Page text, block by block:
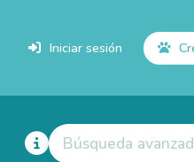
Iniciar sesión
Búsqueda